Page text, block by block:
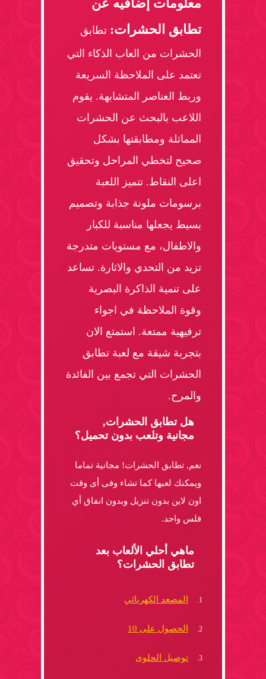
معلومات إضافيه عن
تطابق الحشرات: تطابق
الحشرات من العاب الذكاء التي
تعتمد على الملاحظة السريعة
وربط العناصر المتشابهة. يقوم
اللاعب بالبحث عن الحشرات
المماثلة ومطابقتها بشكل
صحيح لتخطي المراحل وتحقيق
اعلى النقاط. تتميز اللعبة
برسومات ملونة جذابة وتصميم
بسيط يجعلها مناسبة للكبار
والاطفال، مع مستويات متدرجة
تزيد من التحدي والاثارة. تساعد
على تنمية الذاكرة البصرية
وقوة الملاحظة في اجواء
ترفيهية ممتعة. استمتع الان
بتجربة شيقة مع لعبة تطابق
الحشرات التي تجمع بين الفائدة
والمرح.
هل تطابق الحشرات,
مجانية وتلعب بدون تحميل؟
نعم, تطابق الحشرات! مجانية تماما
ويمكنك لعبها كما تشاء وفى أى وقت
اون لاين بدون تنزيل وبدون انفاق أي
فلس واحد.
ماهي أحلي الألعاب بعد
تطابق الحشرات؟
المصعد الكهربائي
الحصول على 10
توصيل الحلوى